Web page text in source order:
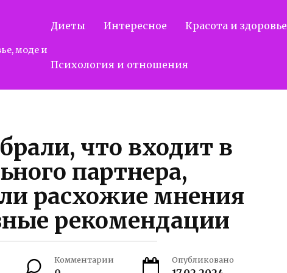
моде и
Диеты Интересное Красота и здоровье
Психология и отношения
что входит в
партнера,
расхожие мнения
рекомендации
Комментарии Опубликовано